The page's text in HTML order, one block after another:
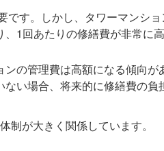
す。しかし、タワーマンシ
1回あたりの修繕費が非常に
の管理費は高額になる傾向
い場合、将来的に修繕費の負
が大きく関係しています。